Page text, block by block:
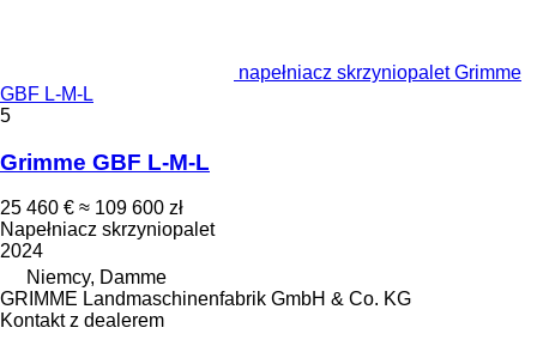
napełniacz skrzyniopalet Grimme
GBF L-M-L
5
Grimme GBF L-M-L
25 460 € ≈ 109 600 zł
Napełniacz skrzyniopalet
2024
Niemcy, Damme
GRIMME Landmaschinenfabrik GmbH & Co. KG
Kontakt z dealerem